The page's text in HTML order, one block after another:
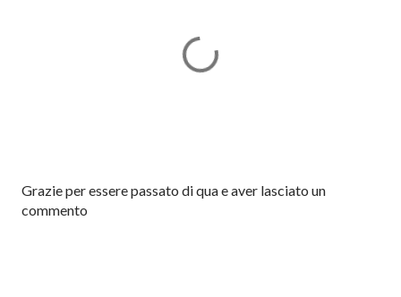
P
o
Grazie per essere passato di qua e aver lasciato un
commento